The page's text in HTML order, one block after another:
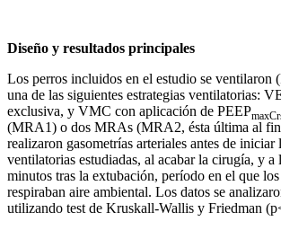
Diseño y resultados principales
Los perros incluidos en el estudio se ventilaron
una de las siguientes estrategias ventilatorias:
exclusiva, y VMC con aplicación de PEEP
(MRA1) o dos MRAs (MRA2, ésta última al
realizaron gasometrías arteriales antes de iniciar
ventilatorias estudiadas, al acabar la cirugía, y
minutos tras la extubación, período en el que
respiraban aire ambiental. Los datos se
utilizando test de Kruskall-Wallis y Friedman